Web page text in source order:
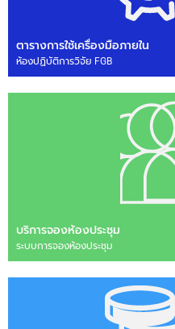
ตารางการใช้เครื่องมือภายใน
ห้องปฏิบัติการวิจัย FGB
บริการจองห้องประชุม
ระบบการจองห้องประชุม